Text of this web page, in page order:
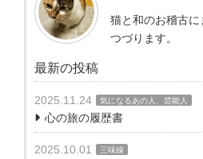
猫と和のお稽古
つづります。
最新の投稿
2025.11.24 気になるあの人、芸能人
心の旅の履歴書
2025.10.01 三味線